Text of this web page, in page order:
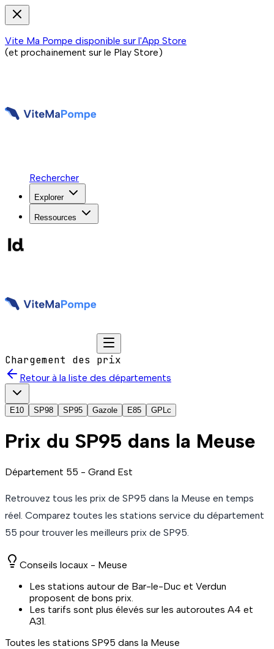
Vite Ma Pompe disponible sur l'App Store
(et prochainement sur le Play Store)
Rechercher
Explorer
Ressources
Chargement des prix
Retour à la liste des départements
E10 SP98 SP95 Gazole E85 GPLc
Prix du SP95 dans la Meuse
Département 55 - Grand Est
Retrouvez tous les prix de SP95 dans la Meuse en temps
réel. Comparez toutes les stations service du département
55 pour trouver les meilleurs prix de SP95.
Conseils locaux - Meuse
Les stations autour de Bar-le-Duc et Verdun
proposent de bons prix.
Les tarifs sont plus élevés sur les autoroutes A4 et
A31.
Toutes les stations SP95 dans la Meuse